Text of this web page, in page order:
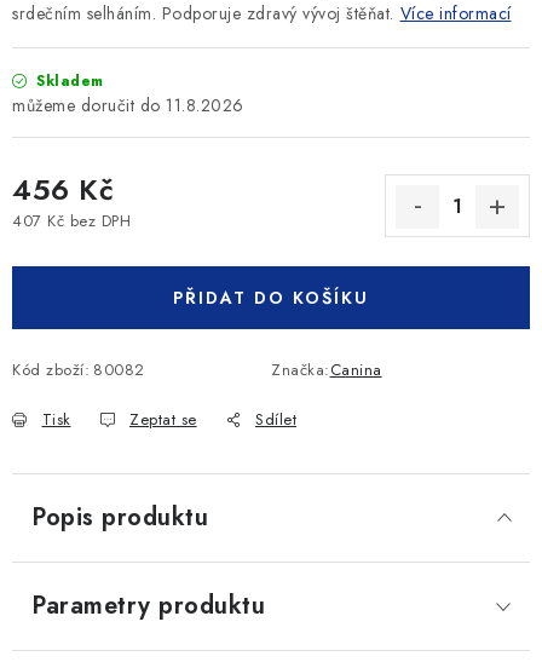
srdečním selháním. Podporuje zdravý vývoj štěňat. Více informací
Skladem
11.8.2026
456 Kč
407 Kč bez DPH
PŘIDAT DO KOŠÍKU
Kód zboží: 80082 Značka:Canina
Tisk Zeptat se Sdílet
Popis produktu
Parametry produktu